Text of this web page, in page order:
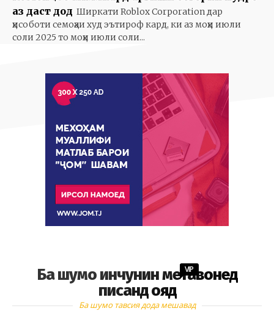
аз даст дод Ширкати Roblox Corporation дар
ҳисоботи семоҳаи худ эътироф кард, ки аз моҳи июли
соли 2025 то моҳи июли соли...
Ба шумо инчунин метавонед
писанд ояд
VIP
Ба шумо тавсия дода мешавад